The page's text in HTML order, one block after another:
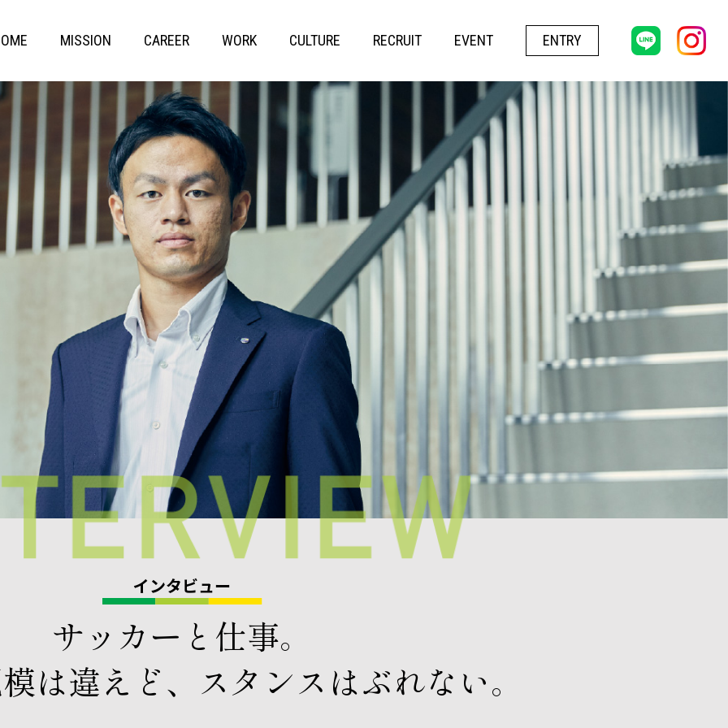
MISSION CAREER WORK CULTURE RECRUIT EVENT ENTRY
インタビュー
サッカーと仕事。
は違えど、 スタンスはぶれない。